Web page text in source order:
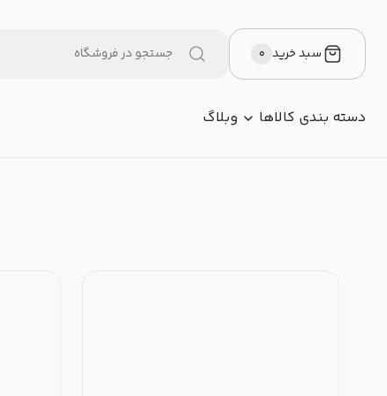
سبد خرید ۰
دسته بندی کالاها وبلاگ